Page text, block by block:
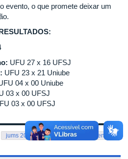
evento, o que promete deixar um
UFU 27 x 16 UFSJ
UFU 23 x 21 Uniube
04 x 00 Uniube
03 x 00 UFSJ
03 x 00 UFSJ
jums 2023 equipes de treinamento